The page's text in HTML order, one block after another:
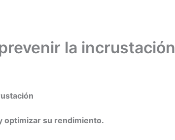
la incrustación
optimizar su rendimiento.